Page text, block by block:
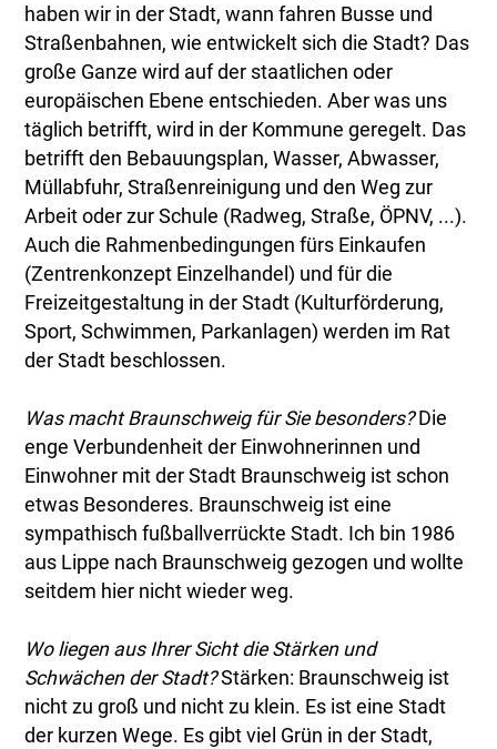
haben wir in der Stadt, wann fahren Busse und
Straßenbahnen, wie entwickelt sich die Stadt? Das
große Ganze wird auf der staatlichen oder
europäischen Ebene entschieden. Aber was uns
täglich betrifft, wird in der Kommune geregelt. Das
betrifft den Bebauungsplan, Wasser, Abwasser,
Müllabfuhr, Straßenreinigung und den Weg zur
Arbeit oder zur Schule (Radweg, Straße, ÖPNV, ...).
Auch die Rahmenbedingungen fürs Einkaufen
(Zentrenkonzept Einzelhandel) und für die
Freizeitgestaltung in der Stadt (Kulturförderung,
Sport, Schwimmen, Parkanlagen) werden im Rat
der Stadt beschlossen.
Was macht Braunschweig für Sie besonders?Die
enge Verbundenheit der Einwohnerinnen und
Einwohner mit der Stadt Braunschweig ist schon
etwas Besonderes. Braunschweig ist eine
sympathisch fußballverrückte Stadt. Ich bin 1986
aus Lippe nach Braunschweig gezogen und wollte
seitdem hier nicht wieder weg.
Wo liegen aus Ihrer Sicht die Stärken und
Schwächen der Stadt?Stärken: Braunschweig ist
nicht zu groß und nicht zu klein. Es ist eine Stadt
der kurzen Wege. Es gibt viel Grün in der Stadt,